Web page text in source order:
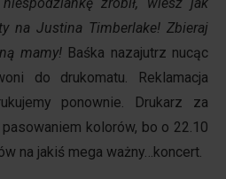
na Justina Timberlake! Zbieraj
mamy! Baśka nazajutrz nucąc
do drukomatu. Reklamacja
ponownie. Drukarz za
kolorów, bo o 22.10
na jakiś mega ważny…koncert.